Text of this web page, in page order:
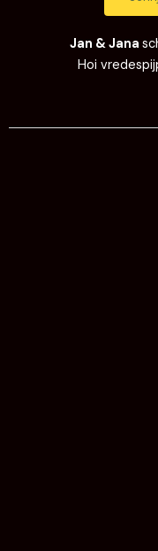
Jan & Jana
Hoi